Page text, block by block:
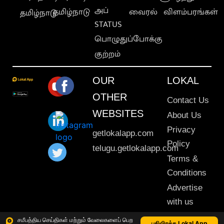
சமீபத்திய செய்திகள் மற்றும் வேலைகளைப் பெற
தமிழ்நாடுதமிழ்நாடு அப்
STATUS
பொழுதுப்போக்கு
குற்றம்
வைரல் விளம்பரங்கள்
OUR
OTHER
WEBSITES
getlokalapp.com
telugu.getlokalapp.com
LOKAL
Contact Us
About Us
Privacy
Policy
Terms &
Conditions
Advertise
with us
Sitemap